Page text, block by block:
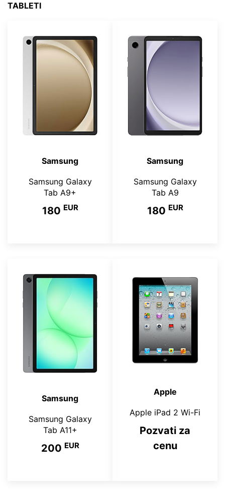
TABLETI
Samsung
Samsung Galaxy
Tab A9+
180 EUR
Samsung
Samsung Galaxy
Tab A9
180 EUR
Samsung
Samsung Galaxy
Tab A11+
200 EUR
Apple
Apple iPad 2 Wi-Fi
Pozvati za
cenu